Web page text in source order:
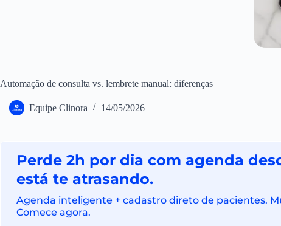
Automação de consulta vs. lembrete manual: diferenças
Equipe Clinora 14/05/2026
Perde 2h por dia com agenda
está te atrasando.
Agenda inteligente + cadastro direto de pacientes.
Comece agora.